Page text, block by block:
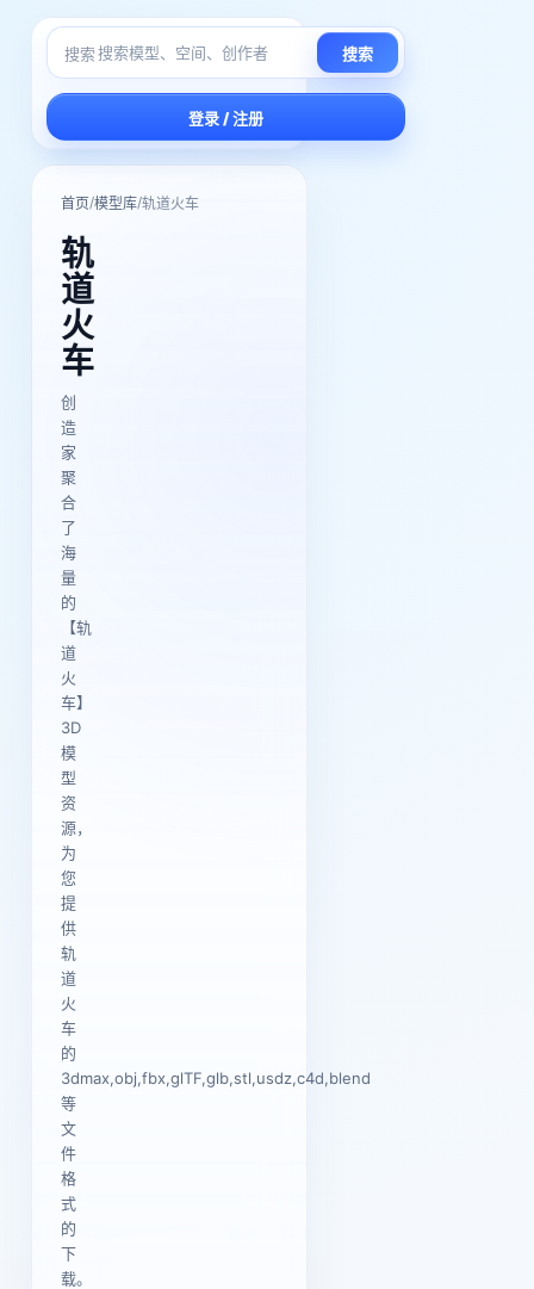
搜索 搜索
登录 / 注册
首页/模型库/轨道火车
轨
道
火
车
创
造
家
聚
合
了
海
量
的
【轨
道
火
车】
3D
模
型
资
源，
为
您
提
供
轨
道
火
车
的
3dmax,obj,fbx,glTF,glb,stl,usdz,c4d,blend
等
文
件
格
式
的
下
载。